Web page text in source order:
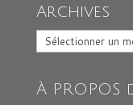
Archives
Archives
À PROPOS